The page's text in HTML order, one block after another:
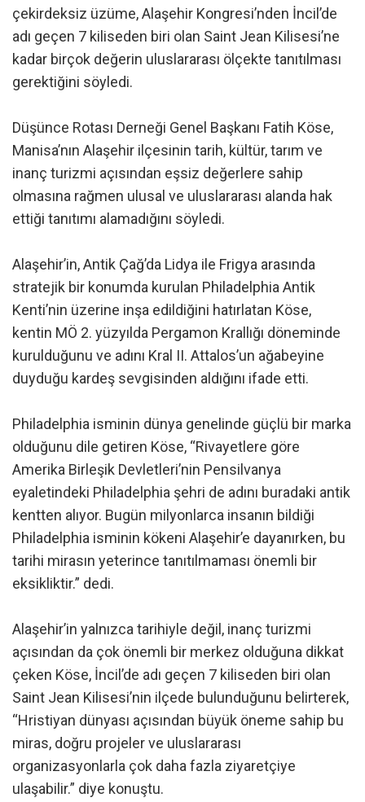
çekirdeksiz üzüme, Alaşehir Kongresi’nden İncil’de
adı geçen 7 kiliseden biri olan Saint Jean Kilisesi’ne
kadar birçok değerin uluslararası ölçekte tanıtılması
gerektiğini söyledi.
Düşünce Rotası Derneği Genel Başkanı Fatih Köse,
Manisa’nın Alaşehir ilçesinin tarih, kültür, tarım ve
inanç turizmi açısından eşsiz değerlere sahip
olmasına rağmen ulusal ve uluslararası alanda hak
ettiği tanıtımı alamadığını söyledi.
Alaşehir’in, Antik Çağ’da Lidya ile Frigya arasında
stratejik bir konumda kurulan Philadelphia Antik
Kenti’nin üzerine inşa edildiğini hatırlatan Köse,
kentin MÖ 2. yüzyılda Pergamon Krallığı döneminde
kurulduğunu ve adını Kral II. Attalos’un ağabeyine
duyduğu kardeş sevgisinden aldığını ifade etti.
Philadelphia isminin dünya genelinde güçlü bir marka
olduğunu dile getiren Köse, “Rivayetlere göre
Amerika Birleşik Devletleri’nin Pensilvanya
eyaletindeki Philadelphia şehri de adını buradaki antik
kentten alıyor. Bugün milyonlarca insanın bildiği
Philadelphia isminin kökeni Alaşehir’e dayanırken, bu
tarihi mirasın yeterince tanıtılmaması önemli bir
eksikliktir.” dedi.
Alaşehir’in yalnızca tarihiyle değil, inanç turizmi
açısından da çok önemli bir merkez olduğuna dikkat
çeken Köse, İncil’de adı geçen 7 kiliseden biri olan
Saint Jean Kilisesi’nin ilçede bulunduğunu belirterek,
“Hristiyan dünyası açısından büyük öneme sahip bu
miras, doğru projeler ve uluslararası
organizasyonlarla çok daha fazla ziyaretçiye
ulaşabilir.” diye konuştu.